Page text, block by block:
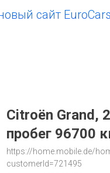
сайт EuroCars.su
Citroën
пробег 96700
https://home.mobile.de/
customerId=721495